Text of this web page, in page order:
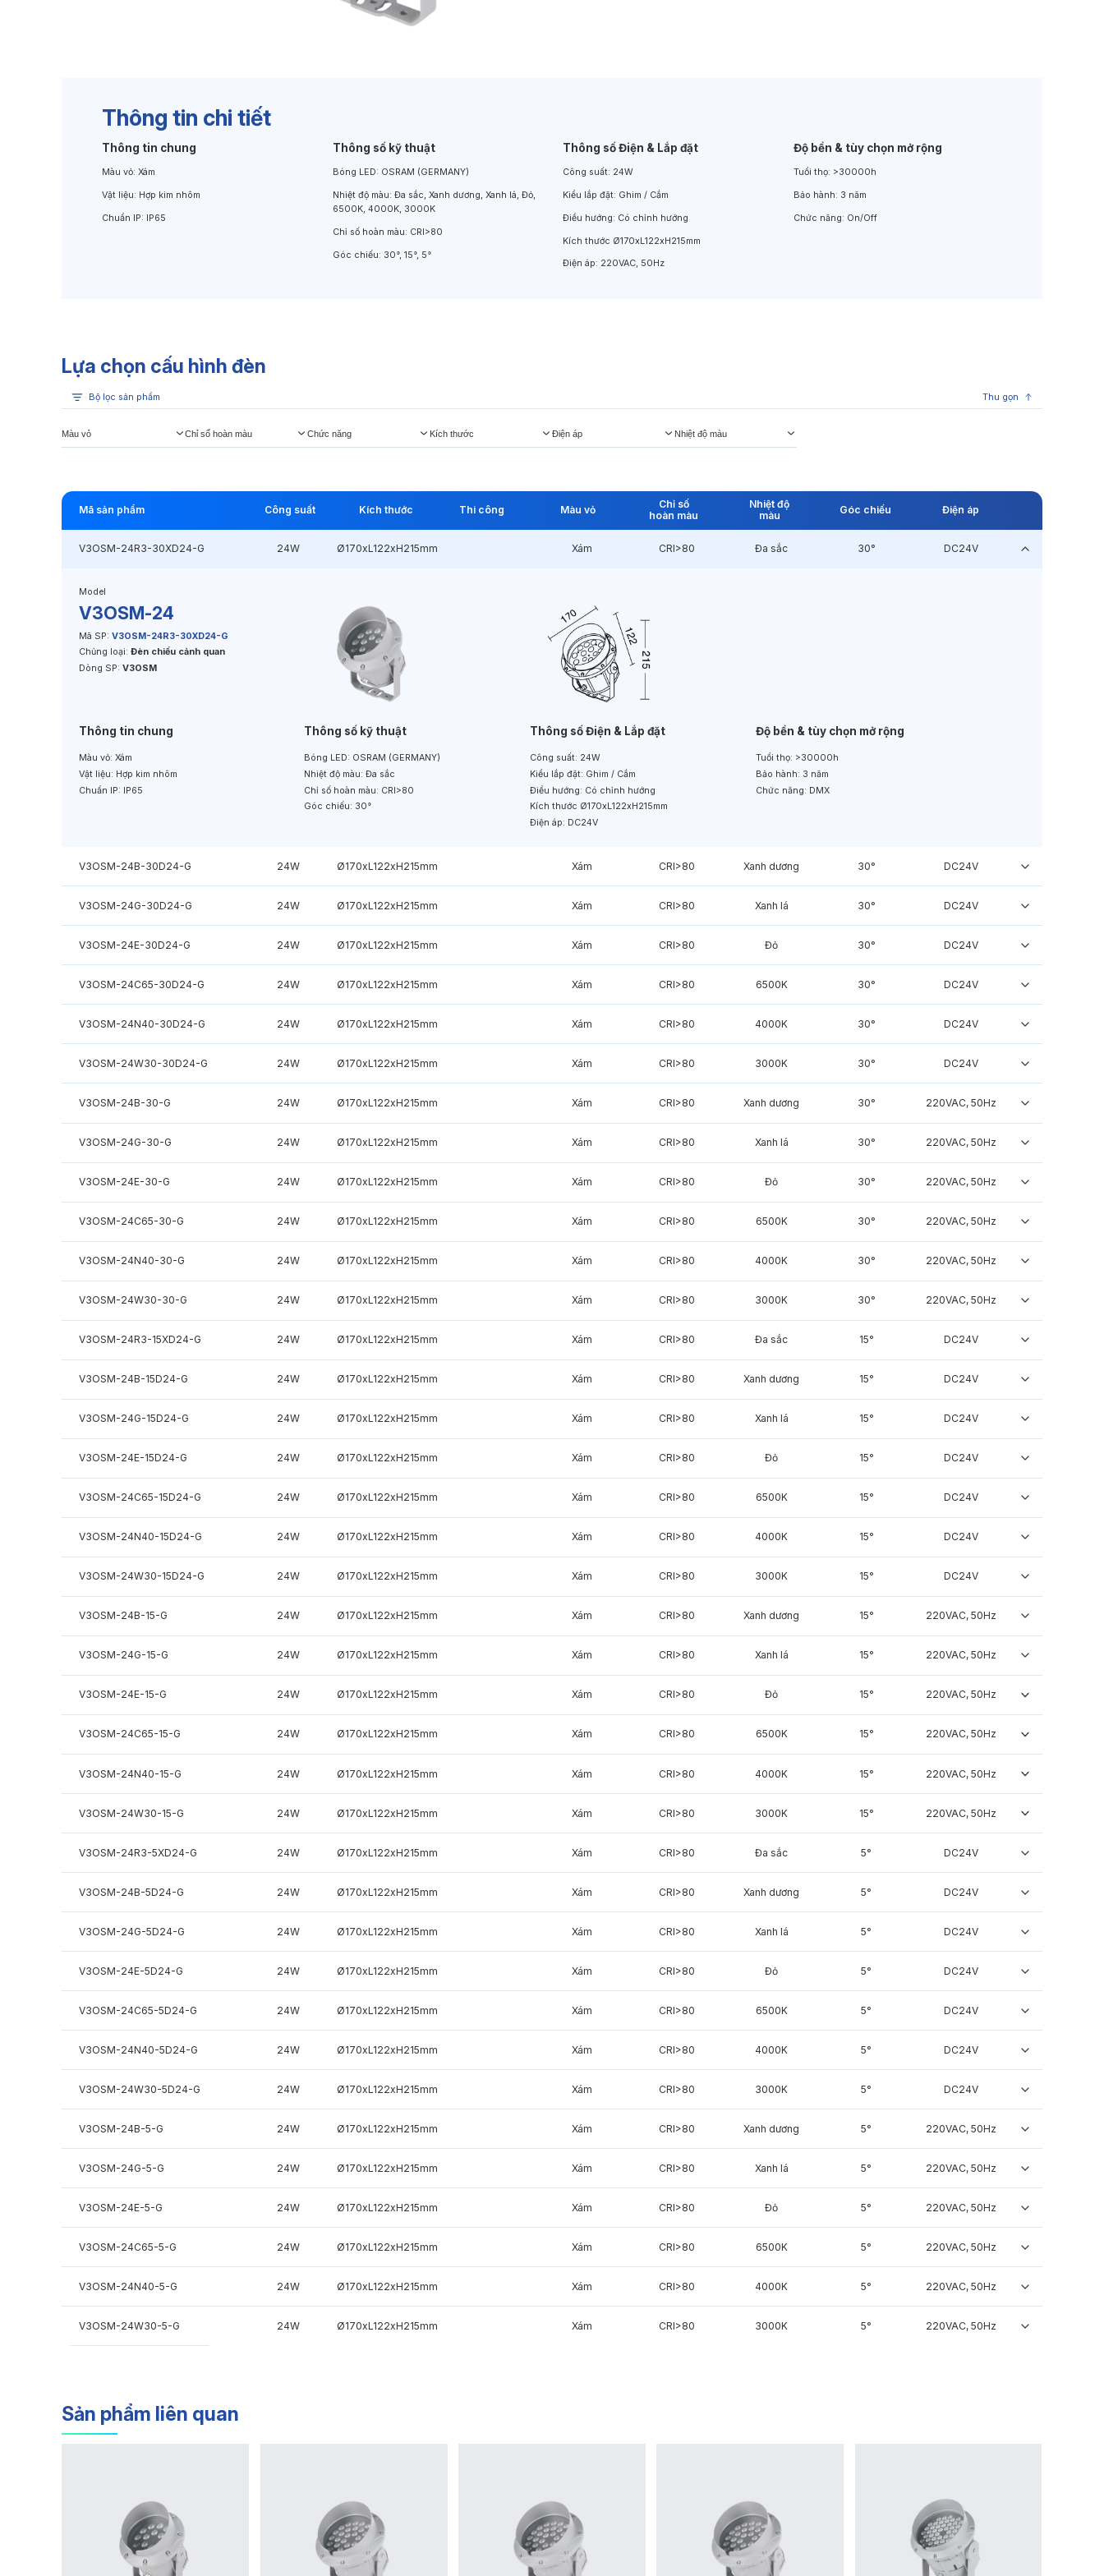
Thông tin chi tiết
Thông tin chung
Màu vỏ: Xám
Vật liệu: Hợp kim nhôm
Chuẩn IP: IP65
Thông số kỹ thuật
Bóng LED: OSRAM (GERMANY)
Nhiệt độ màu: Đa sắc, Xanh dương, Xanh lá, Đỏ,
6500K, 4000K, 3000K
Chỉ số hoàn màu: CRI>80
Góc chiếu: 30°, 15°, 5°
Thông số Điện & Lắp đặt
Công suất: 24W
Kiểu lắp đặt: Ghim / Cắm
Điều hướng: Có chỉnh hướng
Kích thước Ø170xL122xH215mm
Điện áp: 220VAC, 50Hz
Độ bền & tùy chọn mở rộng
Tuổi thọ: >30000h
Bảo hành: 3 năm
Chức năng: On/Off
Lựa chọn cấu hình đèn
Bộ lọc sản phẩm Thu gọn
Màu vỏ Chỉ số hoàn màu Chức năng Kích thước Điện áp Nhiệt độ màu
Mã sản phẩm Công suất Kích thước Thi công Màu vỏ
Chỉ số
hoàn màu
Nhiệt độ
màu
Góc chiếu Điện áp
V3OSM-24R3-30XD24-G 24W Ø170xL122xH215mm Xám CRI>80 Đa sắc 30° DC24V
Model
V3OSM-24
Mã SP: V3OSM-24R3-30XD24-G
Chủng loại: Đèn chiếu cảnh quan
Dòng SP: V3OSM
Thông tin chung
Màu vỏ: Xám
Vật liệu: Hợp kim nhôm
Chuẩn IP: IP65
Thông số kỹ thuật
Bóng LED: OSRAM (GERMANY)
Nhiệt độ màu: Đa sắc
Chỉ số hoàn màu: CRI>80
Góc chiếu: 30°
Thông số Điện & Lắp đặt
Công suất: 24W
Kiểu lắp đặt: Ghim / Cắm
Điều hướng: Có chỉnh hướng
Kích thước Ø170xL122xH215mm
Điện áp: DC24V
Độ bền & tùy chọn mở rộng
Tuổi thọ: >30000h
Bảo hành: 3 năm
Chức năng: DMX
V3OSM-24B-30D24-G 24W Ø170xL122xH215mm Xám CRI>80 Xanh dương 30° DC24V
V3OSM-24G-30D24-G 24W Ø170xL122xH215mm Xám CRI>80 Xanh lá 30° DC24V
V3OSM-24E-30D24-G 24W Ø170xL122xH215mm Xám CRI>80 Đỏ 30° DC24V
V3OSM-24C65-30D24-G 24W Ø170xL122xH215mm Xám CRI>80 6500K 30° DC24V
V3OSM-24N40-30D24-G 24W Ø170xL122xH215mm Xám CRI>80 4000K 30° DC24V
V3OSM-24W30-30D24-G 24W Ø170xL122xH215mm Xám CRI>80 3000K 30° DC24V
V3OSM-24B-30-G 24W Ø170xL122xH215mm Xám CRI>80 Xanh dương 30° 220VAC, 50Hz
V3OSM-24G-30-G 24W Ø170xL122xH215mm Xám CRI>80 Xanh lá 30° 220VAC, 50Hz
V3OSM-24E-30-G 24W Ø170xL122xH215mm Xám CRI>80 Đỏ 30° 220VAC, 50Hz
V3OSM-24C65-30-G 24W Ø170xL122xH215mm Xám CRI>80 6500K 30° 220VAC, 50Hz
V3OSM-24N40-30-G 24W Ø170xL122xH215mm Xám CRI>80 4000K 30° 220VAC, 50Hz
V3OSM-24W30-30-G 24W Ø170xL122xH215mm Xám CRI>80 3000K 30° 220VAC, 50Hz
V3OSM-24R3-15XD24-G 24W Ø170xL122xH215mm Xám CRI>80 Đa sắc 15° DC24V
V3OSM-24B-15D24-G 24W Ø170xL122xH215mm Xám CRI>80 Xanh dương 15° DC24V
V3OSM-24G-15D24-G 24W Ø170xL122xH215mm Xám CRI>80 Xanh lá 15° DC24V
V3OSM-24E-15D24-G 24W Ø170xL122xH215mm Xám CRI>80 Đỏ 15° DC24V
V3OSM-24C65-15D24-G 24W Ø170xL122xH215mm Xám CRI>80 6500K 15° DC24V
V3OSM-24N40-15D24-G 24W Ø170xL122xH215mm Xám CRI>80 4000K 15° DC24V
V3OSM-24W30-15D24-G 24W Ø170xL122xH215mm Xám CRI>80 3000K 15° DC24V
V3OSM-24B-15-G 24W Ø170xL122xH215mm Xám CRI>80 Xanh dương 15° 220VAC, 50Hz
V3OSM-24G-15-G 24W Ø170xL122xH215mm Xám CRI>80 Xanh lá 15° 220VAC, 50Hz
V3OSM-24E-15-G 24W Ø170xL122xH215mm Xám CRI>80 Đỏ 15° 220VAC, 50Hz
V3OSM-24C65-15-G 24W Ø170xL122xH215mm Xám CRI>80 6500K 15° 220VAC, 50Hz
V3OSM-24N40-15-G 24W Ø170xL122xH215mm Xám CRI>80 4000K 15° 220VAC, 50Hz
V3OSM-24W30-15-G 24W Ø170xL122xH215mm Xám CRI>80 3000K 15° 220VAC, 50Hz
V3OSM-24R3-5XD24-G 24W Ø170xL122xH215mm Xám CRI>80 Đa sắc 5° DC24V
V3OSM-24B-5D24-G 24W Ø170xL122xH215mm Xám CRI>80 Xanh dương 5° DC24V
V3OSM-24G-5D24-G 24W Ø170xL122xH215mm Xám CRI>80 Xanh lá 5° DC24V
V3OSM-24E-5D24-G 24W Ø170xL122xH215mm Xám CRI>80 Đỏ 5° DC24V
V3OSM-24C65-5D24-G 24W Ø170xL122xH215mm Xám CRI>80 6500K 5° DC24V
V3OSM-24N40-5D24-G 24W Ø170xL122xH215mm Xám CRI>80 4000K 5° DC24V
V3OSM-24W30-5D24-G 24W Ø170xL122xH215mm Xám CRI>80 3000K 5° DC24V
V3OSM-24B-5-G 24W Ø170xL122xH215mm Xám CRI>80 Xanh dương 5° 220VAC, 50Hz
V3OSM-24G-5-G 24W Ø170xL122xH215mm Xám CRI>80 Xanh lá 5° 220VAC, 50Hz
V3OSM-24E-5-G 24W Ø170xL122xH215mm Xám CRI>80 Đỏ 5° 220VAC, 50Hz
V3OSM-24C65-5-G 24W Ø170xL122xH215mm Xám CRI>80 6500K 5° 220VAC, 50Hz
V3OSM-24N40-5-G 24W Ø170xL122xH215mm Xám CRI>80 4000K 5° 220VAC, 50Hz
V3OSM-24W30-5-G 24W Ø170xL122xH215mm Xám CRI>80 3000K 5° 220VAC, 50Hz
Sản phẩm liên quan